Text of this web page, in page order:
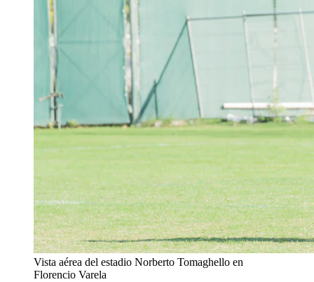
Vista aérea del estadio Norberto Tomaghello en
Florencio Varela